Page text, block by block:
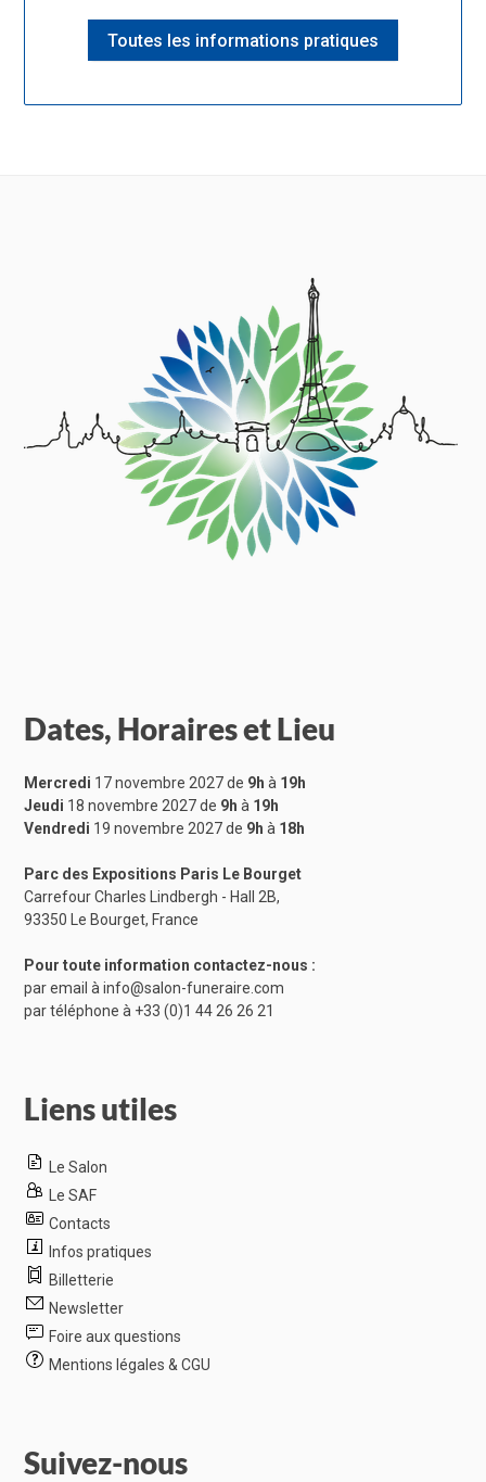
Toutes les informations pratiques
Dates, Horaires et Lieu
Mercredi 17 novembre 2027 de 9hà 19h
Jeudi 18 novembre 2027 de 9hà 19h
Vendredi 19 novembre 2027 de 9hà 18h
Parc des Expositions Paris Le Bourget
Carrefour Charles Lindbergh - Hall 2B,
93350 Le Bourget, France
Pour toute information contactez-nous :
par email àinfo@salon-funeraire.com
par téléphone à +33 (0)1 44 26 26 21
Liens utiles
Le Salon
Le SAF
Contacts
Infos pratiques
Billetterie
Newsletter
Foire aux questions
Mentions légales & CGU
Suivez-nous